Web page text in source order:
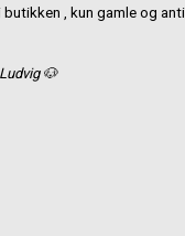
butikken , kun gamle og
🐶